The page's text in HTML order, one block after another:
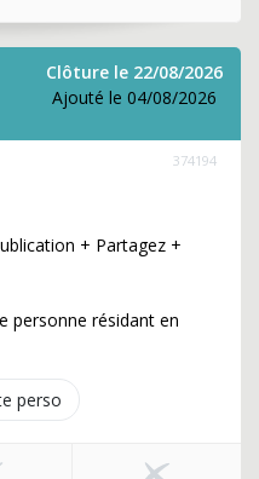
Clôture le 22/08/2026
Ajouté le 04/08/2026
perso
374194
+ Partagez +
personne résidant en